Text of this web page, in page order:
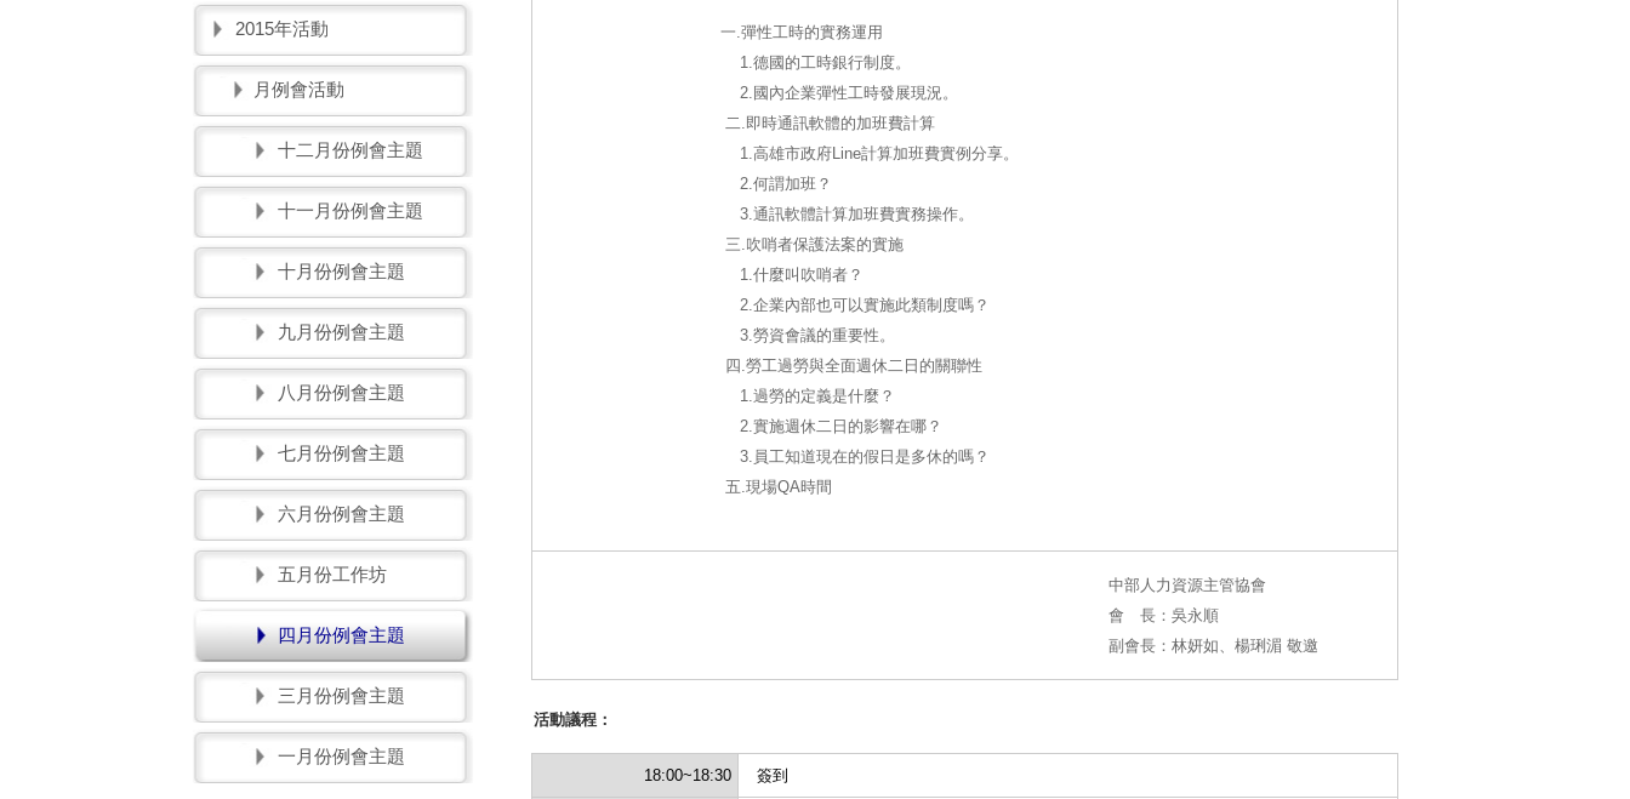
2015年活動
月例會活動
十二月份例會主題
十一月份例會主題
十月份例會主題
九月份例會主題
八月份例會主題
七月份例會主題
六月份例會主題
五月份工作坊
四月份例會主題
三月份例會主題
一月份例會主題
一.彈性工時的實務運用
1.德國的工時銀行制度。
2.國內企業彈性工時發展現況。
二.即時通訊軟體的加班費計算
1.高雄市政府Line計算加班費實例分享。
2.何謂加班？
3.通訊軟體計算加班費實務操作。
三.吹哨者保護法案的實施
1.什麼叫吹哨者？
2.企業內部也可以實施此類制度嗎？
3.勞資會議的重要性。
四.勞工過勞與全面週休二日的關聯性
1.過勞的定義是什麼？
2.實施週休二日的影響在哪？
3.員工知道現在的假日是多休的嗎？
五.現場QA時間
中部人力資源主管協會
會 長：吳永順
副會長：林妍如、楊琍湄 敬邀
活動議程：
18:00~18:30 簽到